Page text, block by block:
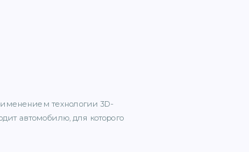
технологии 3D-
автомобилю, для которого